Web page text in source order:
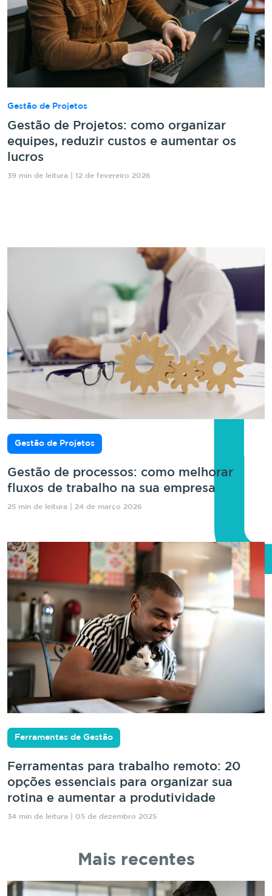
Gestão de Projetos
Gestão de Projetos: como organizar
equipes, reduzir custos e aumentar os
lucros
39 min de leitura | 12 de fevereiro 2026
Gestão de Projetos
Gestão de processos: como melhorar
fluxos de trabalho na sua empresa
25 min de leitura | 24 de março 2026
Ferramentas de Gestão
Ferramentas para trabalho remoto: 20
opções essenciais para organizar sua
rotina e aumentar a produtividade
34 min de leitura | 05 de dezembro 2025
Mais recentes